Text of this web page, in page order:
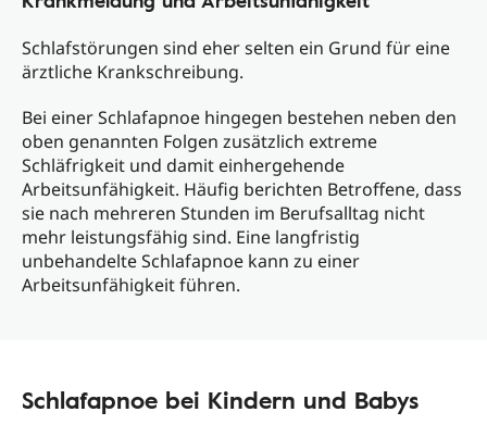
Schlafstörungen sind eher selten ein Grund für eine
ärztliche Krankschreibung.
Bei einer Schlafapnoe hingegen bestehen neben den
oben genannten Folgen zusätzlich extreme
Schläfrigkeit und damit einhergehende
Arbeitsunfähigkeit. Häufig berichten Betroffene, dass
sie nach mehreren Stunden im Berufsalltag nicht
mehr leistungsfähig sind. Eine langfristig
unbehandelte Schlafapnoe kann zu einer
Arbeitsunfähigkeit führen.
Schlafapnoe bei Kindern und Babys